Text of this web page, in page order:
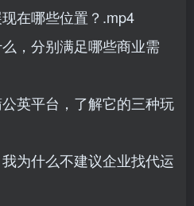
在哪些位置？.mp4
，分别满足哪些商业需
英平台，了解它的三种玩
为什么不建议企业找代运